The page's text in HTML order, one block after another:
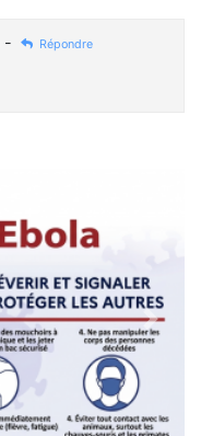
- Répondre
Next